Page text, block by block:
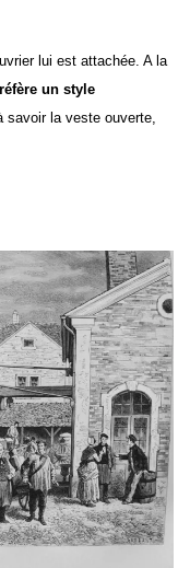
lui est attachée. A la
un style
savoir la veste ouverte,